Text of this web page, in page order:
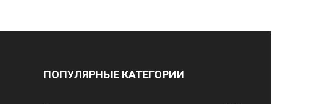
ПОПУЛЯРНЫЕ КАТЕГОРИИ